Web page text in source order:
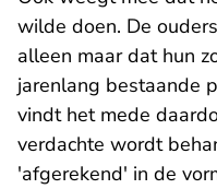
wilde doen. De
alleen maar dat hun
jarenlang bestaande
vindt het mede
verdachte wordt
'afgerekend' in de